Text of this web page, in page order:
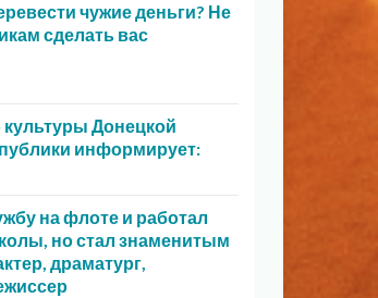
чужие деньги? Не
сделать вас
Донецкой
информирует:
на флоте и работал
но стал знаменитым
драматург,